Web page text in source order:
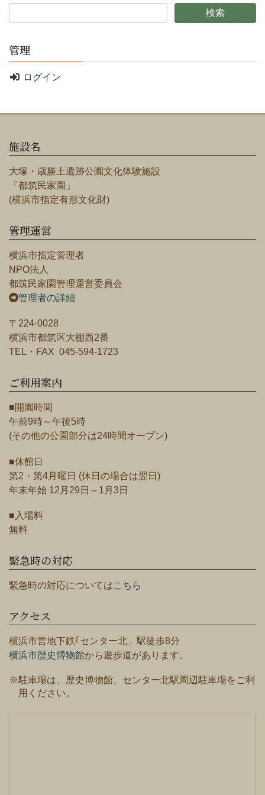
管理
ログイン
施設名
大塚・歳勝土遺跡公園文化体験施設
「都筑民家園」
(横浜市指定有形文化財)
管理運営
横浜市指定管理者
NPO法人
都筑民家園管理運営委員会
管理者の詳細
〒224-0028
横浜市都筑区大棚西2番
TEL・FAX 045-594-1723
ご利用案内
■開園時間
午前9時～午後5時
(その他の公園部分は24時間オープン)
■休館日
第2・第4月曜日 (休日の場合は翌日)
年末年始 12月29日～1月3日
■入場料
無料
緊急時の対応
緊急時の対応についてはこちら
アクセス
横浜市営地下鉄｢センター北」駅徒歩8分
横浜市歴史博物館から遊歩道があります。
※駐車場は、歴史博物館、センター北駅周辺駐車場をご利
用ください。